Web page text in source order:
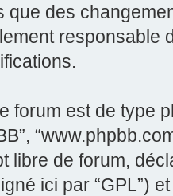
que des
responsable
forum est de type
libre de forum,
ici par “GPL”)